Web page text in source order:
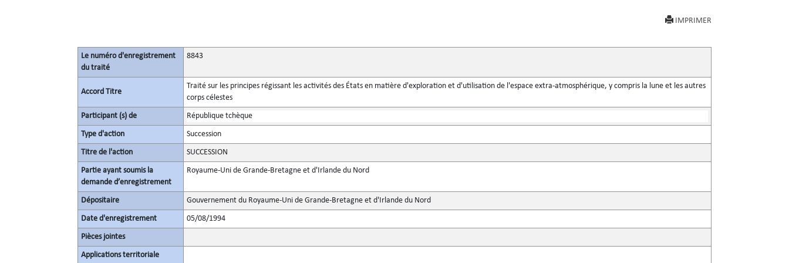
IMPRIMER
Le numéro d'enregistrement
du traité
8843
Accord Titre
Traité sur les principes régissant les activités des États en matière d'exploration et d'utilisation de l'espace extra-atmosphérique, y compris la lune et les autres
corps célestes
Participant (s) de République tchèque
Type d'action Succession
Titre de l'action SUCCESSION
Partie ayant soumis la
demande d’enregistrement
Royaume-Uni de Grande-Bretagne et d'Irlande du Nord
Dépositaire Gouvernement du Royaume-Uni de Grande-Bretagne et d'Irlande du Nord
Date d'enregistrement 05/08/1994
Pièces jointes
Applications territoriale